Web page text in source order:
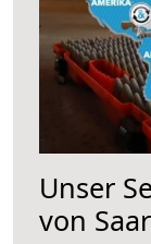
Unser
von